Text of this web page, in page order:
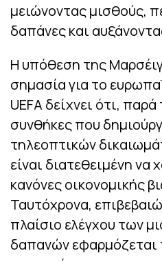
μειώνοντας μισθούς,
δαπάνες και
Η υπόθεση της
σημασία για το
UEFA δείχνει ότι, παρά
συνθήκες που
τηλεοπτικών
είναι διατεθειμένη να
κανόνες οικονομικής
Ταυτόχρονα,
πλαίσιο ελέγχου των
δαπανών εφαρμόζεται